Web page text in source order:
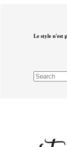
Le style n'est